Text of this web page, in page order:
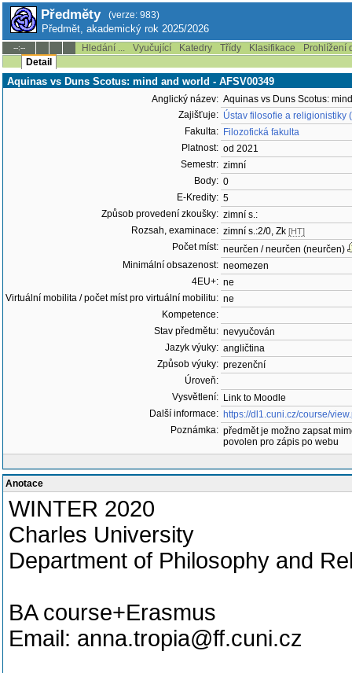
Předměty (verze: 983)
Předmět, akademický rok 2025/2026
--:-- Hledání ... Vyučující Katedry Třídy Klasifikace
Prohlížení
Detail
Aquinas vs Duns Scotus: mind and world - AFSV00349
Anglický název: Aquinas vs Duns Scotus:
Zajišťuje: Ústav filosofie a religionistiky
Fakulta: Filozofická fakulta
Platnost: od 2021
Semestr: zimní
Body: 0
E-Kredity: 5
Způsob provedení zkoušky: zimní s.:
Rozsah, examinace: zimní s.:2/0, Zk [HT]
Počet míst: neurčen / neurčen (neurčen)
Minimální obsazenost: neomezen
4EU+: ne
Virtuální mobilita / počet míst pro virtuální mobilitu: ne
Kompetence:
Stav předmětu: nevyučován
Jazyk výuky: angličtina
Způsob výuky: prezenční
Úroveň:
Vysvětlení: Link to Moodle
Další informace: https://dl1.cuni.cz/course/
Poznámka: předmět je možno zapsat
povolen pro zápis po webu
Anotace
WINTER 2020
Charles University
Department of Philosophy and
BA course+Erasmus
Email: anna.tropia@ff.cuni.cz